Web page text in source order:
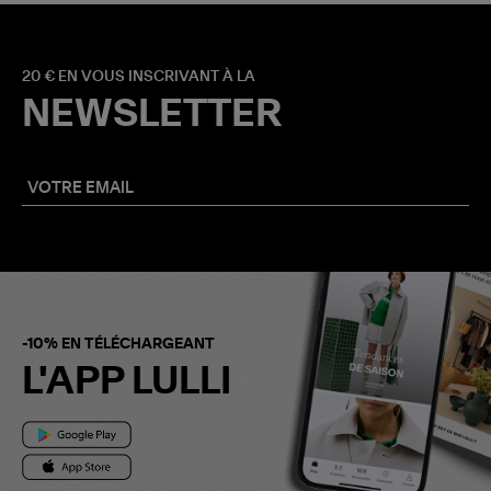
20 € EN VOUS INSCRIVANT À LA
NEWSLETTER
-10% EN TÉLÉCHARGEANT
L'APP LULLI